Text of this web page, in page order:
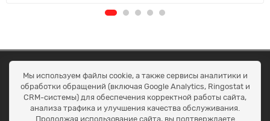
ОКЕАН ТРЕЙД
Договір публичної оферти
Доставка та оплата
Наші контакти
Умови повернення
Мы используем файлы cookie, а также сервисы аналитики и
обработки обращений (включая Google Analytics, Ringostat и
CRM-системы) для обеспечения корректной работы сайта,
анализа трафика и улучшения качества обслуживания.
Продолжая использование сайта, вы подтверждаете